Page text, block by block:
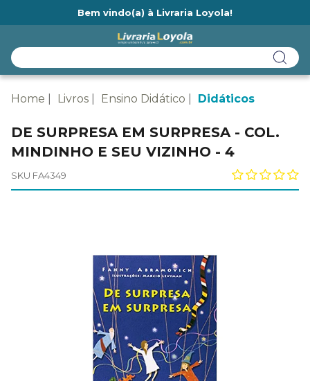
Bem vindo(a) à Livraria Loyola!
Home Livros Ensino Didático Didáticos
DE SURPRESA EM SURPRESA - COL.
MINDINHO E SEU VIZINHO - 4
SKU FA4349